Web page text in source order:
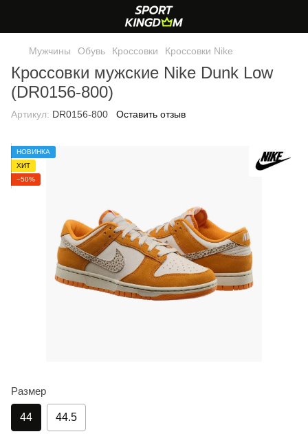
Мужчины Обувь Кроссовки Кроссовки Nike
Кроссовки мужские Nike Dunk Low
(DR0156-800)
Артикул: DR0156-800 Оставить отзыв
НОВИНКА
ХИТ
−50%
Размер
44 44.5